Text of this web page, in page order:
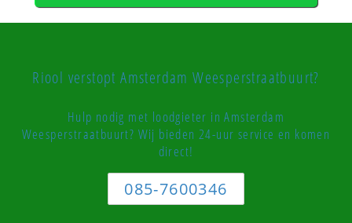
Riool verstopt Amsterdam Weesperstraatbuurt?
Hulp nodig met loodgieter in Amsterdam
Weesperstraatbuurt? Wij bieden 24-uur service en komen
direct!
085-7600346